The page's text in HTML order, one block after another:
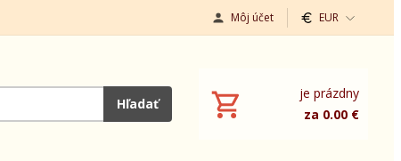
Môj účet EUR
Hľadať
je prázdny
za 0.00 €